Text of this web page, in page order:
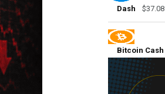
Dash $37.08
Bitcoin Cash